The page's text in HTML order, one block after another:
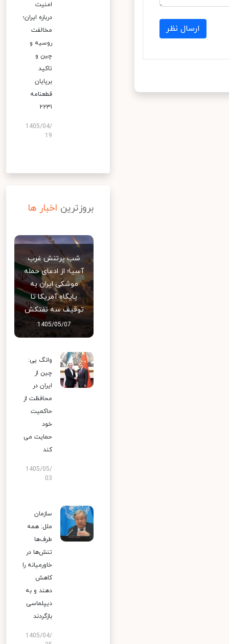
ارسال نظر
امنیت
درباره ایران؛
مخالفت
روسیه و
چین و
تاکید
برپایان
قطعنامه
۲۲۳۱
1405/04/
19
بروزترین اخبار ها
شب پرتنش غرب
آسیا؛ از ادعای حمله
موشکی ایران به
پایگاه آمریکا تا
توقیف سه نفتکش
1405/05/07
وانگ یی:
چین از
ایران در
محافظت از
حاکمیت
خود
حمایت می
کند
1405/05/
03
سازمان
ملل: همه
طرف‌ها
تنش‌ها در
خاورمیانه را
کاهش
دهند و به
دیپلماسی
بازگردند
1405/04/